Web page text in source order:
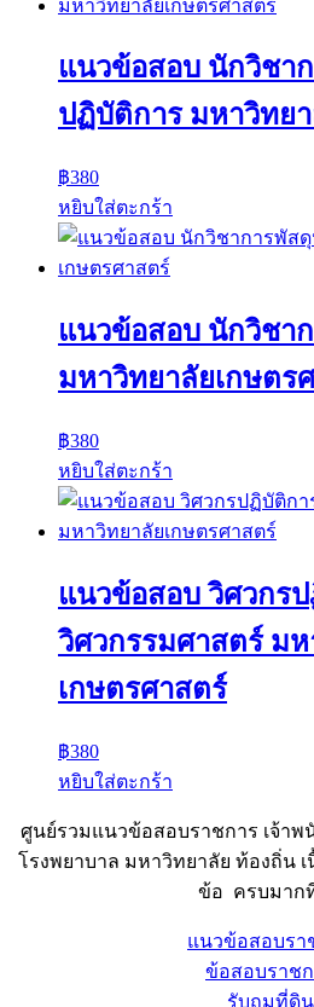
แนวข้อสอบ นักวิชา
ปฏิบัติการ มหาวิทย
฿380
หยิบใส่ตะกร้า
แนวข้อสอบ นักวิชา
มหาวิทยาลัยเกษตร
฿380
หยิบใส่ตะกร้า
แนวข้อสอบ วิศวกร
วิศวกรรมศาสตร์ ม
เกษตรศาสตร์
฿380
หยิบใส่ตะกร้า
ศูนย์รวมแนวข้อสอบราชการ เจ้าพ
โรงพยาบาล มหาวิทยาลัย ท้องถิ่น
ข้อ ครบมาก
แนวข้อสอบรา
ข้อสอบราช
รับถมที่ดิน